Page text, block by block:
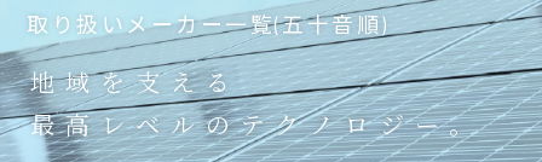
取り扱いメーカー一覧(五十音順)
地域を支える
最高レベルのテクノロジー。